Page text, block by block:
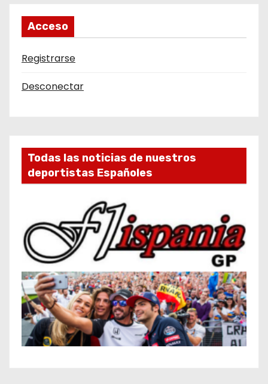
Acceso
Registrarse
Desconectar
Todas las noticias de nuestros
deportistas Españoles